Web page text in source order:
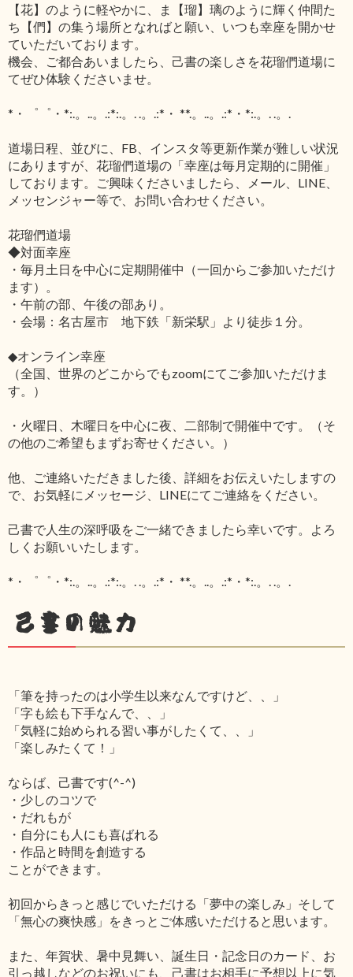
【花】のように軽やかに、ま【瑠】璃のように輝く仲間た
ち【們】の集う場所となればと願い、いつも幸座を開かせ
ていただいております。
機会、ご都合あいましたら、己書の楽しさを花瑠們道場に
てぜひ体験くださいませ。
*・゜゜・*:.。..。.:*:.。. .。.:*・ **.。..。.:*・*:.。. .。.
道場日程、並びに、FB、インスタ等更新作業が難しい状況
にありますが、花瑠們道場の「幸座は毎月定期的に開催」
しております。ご興味くださいましたら、メール、LINE、
メッセンジャー等で、お問い合わせください。
花瑠們道場
◆対面幸座
・毎月土日を中心に定期開催中（一回からご参加いただけ
ます）。
・午前の部、午後の部あり。
・会場：名古屋市 地下鉄「新栄駅」より徒歩１分。
◆オンライン幸座
（全国、世界のどこからでもzoomにてご参加いただけま
す。）
・火曜日、木曜日を中心に夜、二部制で開催中です。（そ
の他のご希望もまずお寄せください。）
他、ご連絡いただきました後、詳細をお伝えいたしますの
で、お気軽にメッセージ、LINEにてご連絡をください。
己書で人生の深呼吸をご一緒できましたら幸いです。よろ
しくお願いいたします。
*・゜゜・*:.。..。.:*:.。. .。.:*・ **.。..。.:*・*:.。. .。.
己書の魅力
「筆を持ったのは小学生以来なんですけど、、」
「字も絵も下手なんで、、」
「気軽に始められる習い事がしたくて、、」
「楽しみたくて！」
ならば、己書です(^-^)
・少しのコツで
・だれもが
・自分にも人にも喜ばれる
・作品と時間を創造する
ことができます。
初回からきっと感じでいただける「夢中の楽しみ」そして
「無心の爽快感」をきっとご体感いただけると思います。
また、年賀状、暑中見舞い、誕生日・記念日のカード、お
引っ越しなどのお祝いにも、己書はお相手に予想以上に気